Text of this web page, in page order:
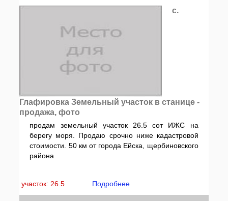
с.
Глафировка Земельный участок в станице -
продажа, фото
продам земельный участок 26.5 сот ИЖС на
берегу моря. Продаю срочно ниже кадастровой
стоимости. 50 км от города Ейска, щербиновского
района
участок: 26.5 Подробнее